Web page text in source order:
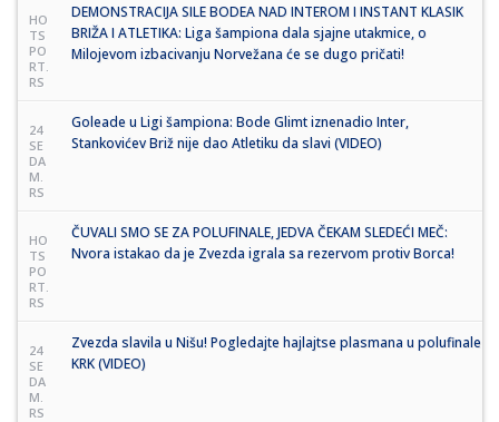
HO
TS
PO
RT.
RS
DEMONSTRACIJA SILE BODEA NAD INTEROM I INSTANT KLASIK
BRIŽA I ATLETIKA: Liga šampiona dala sjajne utakmice, o
Milojevom izbacivanju Norvežana će se dugo pričati!
24
SE
DA
M.
RS
Goleade u Ligi šampiona: Bode Glimt iznenadio Inter,
Stankovićev Briž nije dao Atletiku da slavi (VIDEO)
HO
TS
PO
RT.
RS
ČUVALI SMO SE ZA POLUFINALE, JEDVA ČEKAM SLEDEĆI MEČ:
Nvora istakao da je Zvezda igrala sa rezervom protiv Borca!
24
SE
DA
M.
RS
Zvezda slavila u Nišu! Pogledajte hajlajtse plasmana u polufinale
KRK (VIDEO)